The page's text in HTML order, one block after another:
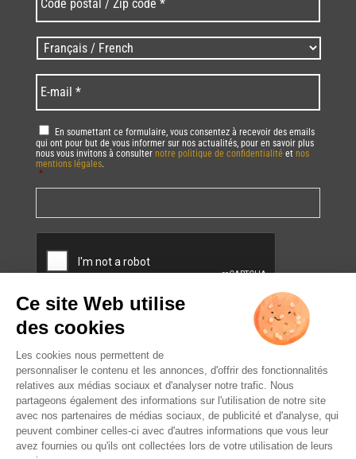
postal
/
Zip
code
* *
Langues
/
Language *
mail *
RGPD *
En soumettant ce formulaire, vous consentez à recevoir des emails
qui ont pour but de vous informer sur nos actualités, pour en savoir plus
nous vous invitons à consulter notre politique de confidentialité et nos
mentions légales.
*